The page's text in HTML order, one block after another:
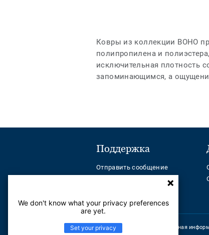
Ковры из коллекции BOHO
полипропилена и
исключительная плотность
запоминающимся, а
Поддержка
Отправить сообщение
Help Center
Корпоративная
We don't know what your privacy preferences
are yet.
Set your privacy